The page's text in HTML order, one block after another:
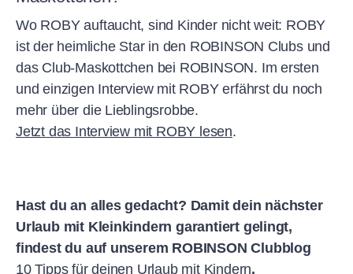
Wo ROBY auftaucht, sind Kinder nicht weit: ROBY
ist der heimliche Star in den ROBINSON Clubs und
das Club-Maskottchen bei ROBINSON. Im ersten
und einzigen Interview mit ROBY erfährst du noch
mehr über die Lieblingsrobbe.
Jetzt das Interview mit ROBY lesen.
Hast du an alles gedacht? Damit dein nächster
Urlaub mit Kleinkindern garantiert gelingt,
findest du auf unserem ROBINSON Clubblog
10 Tipps für deinen Urlaub mit Kindern.